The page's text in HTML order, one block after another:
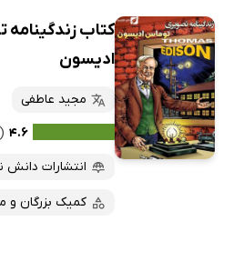
کتاب
ادیسون
مجید عاطفی
۴.۶
انتشارات دانش
کمیک بزرگان و